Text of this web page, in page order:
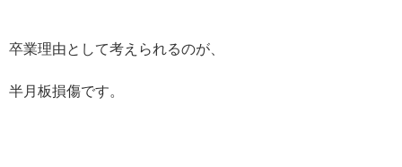
卒業理由として考えられるのが、
半月板損傷です。